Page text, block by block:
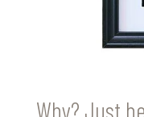
Why? Just